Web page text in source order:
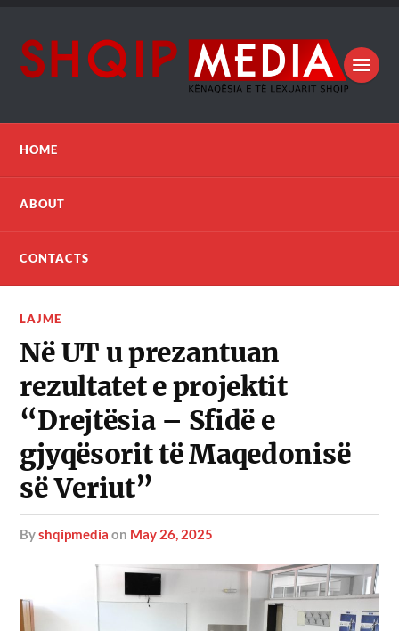
HOME
ABOUT
CONTACTS
LAJME
Në UT u prezantuan
rezultatet e projektit
“Drejtësia – Sfidë e
gjyqësorit të Maqedonisë
së Veriut”
byshqipmedia on May 26, 2025